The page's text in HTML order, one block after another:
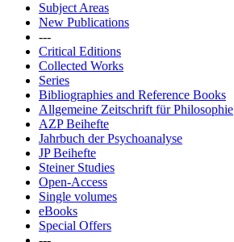
Subject Areas
New Publications
---
Critical Editions
Collected Works
Series
Bibliographies and Reference Books
Allgemeine Zeitschrift für Philosophie
AZP Beihefte
Jahrbuch der Psychoanalyse
JP Beihefte
Steiner Studies
Open-Access
Single volumes
eBooks
Special Offers